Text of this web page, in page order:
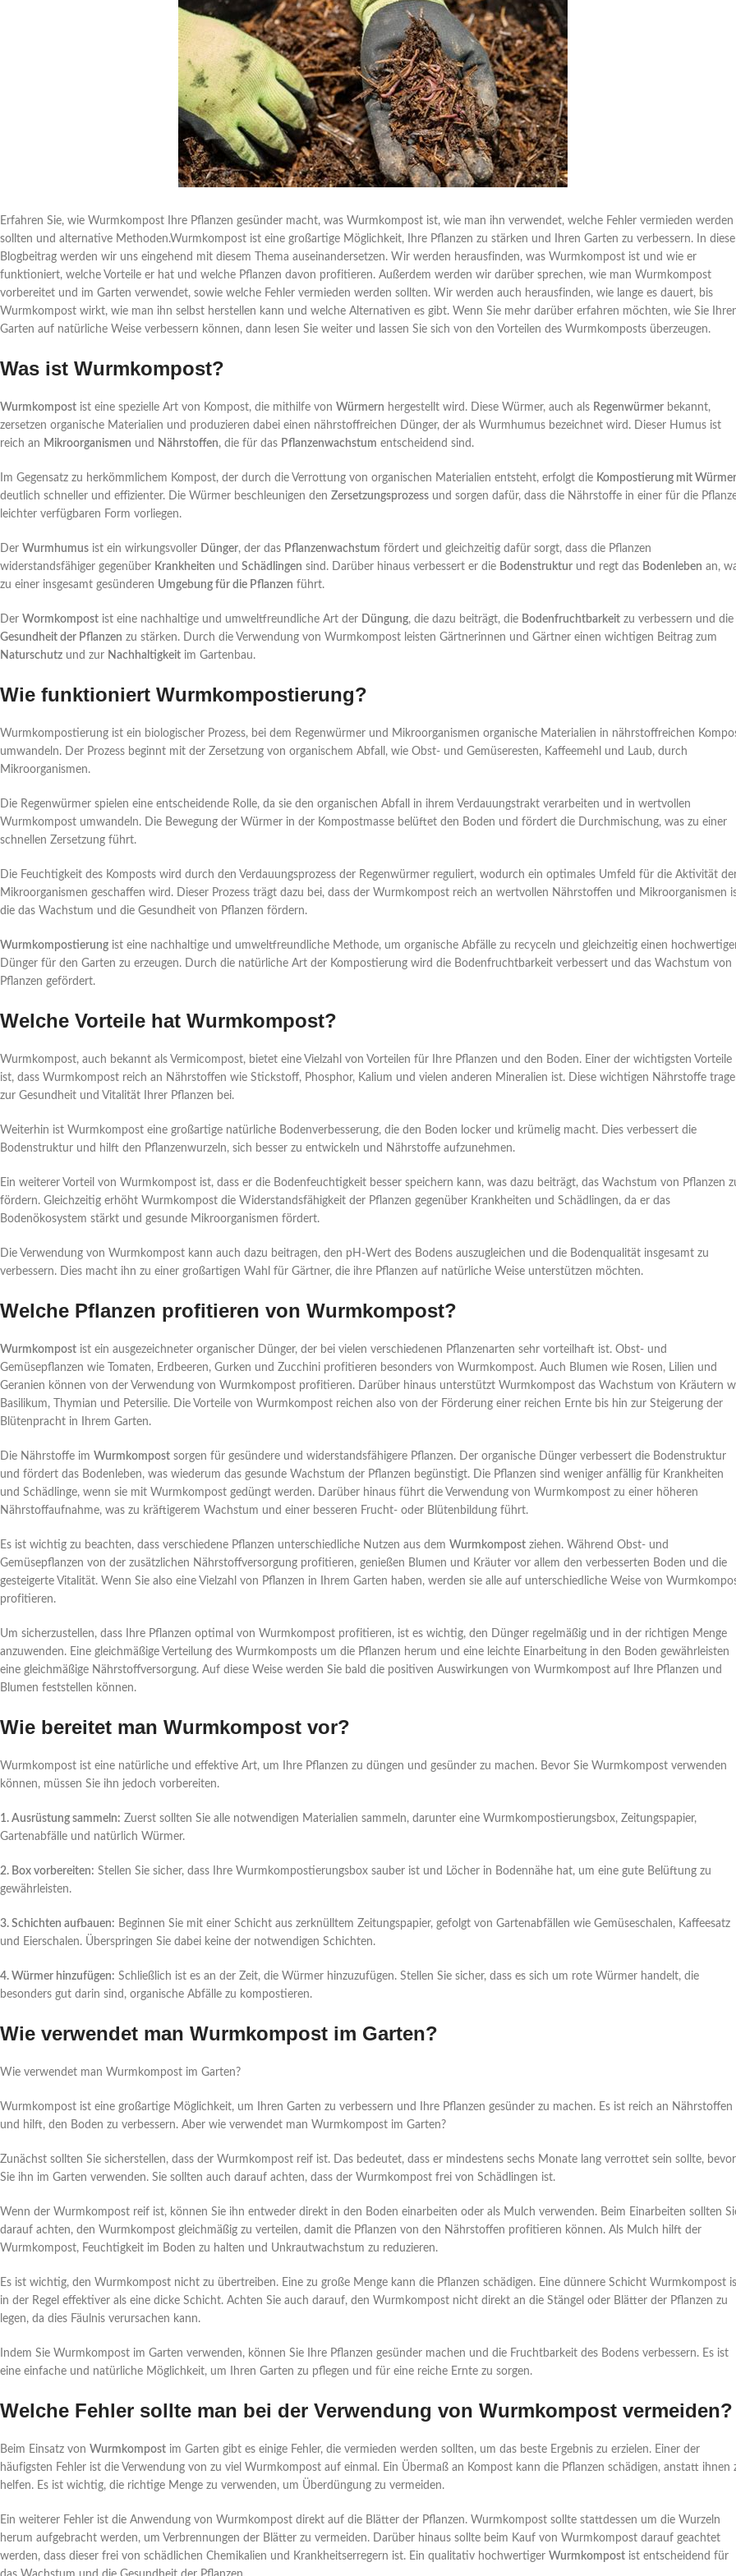
Erfahren Sie, wie Wurmkompost Ihre Pflanzen gesünder macht, was Wurmkompost ist, wie man ihn verwendet, welche Fehler vermieden werden
sollten und alternative Methoden.Wurmkompost ist eine großartige Möglichkeit, Ihre Pflanzen zu stärken und Ihren Garten zu verbessern. In
Blogbeitrag werden wir uns eingehend mit diesem Thema auseinandersetzen. Wir werden herausfinden, was Wurmkompost ist und wie er
funktioniert, welche Vorteile er hat und welche Pflanzen davon profitieren. Außerdem werden wir darüber sprechen, wie man Wurmkompost
vorbereitet und im Garten verwendet, sowie welche Fehler vermieden werden sollten. Wir werden auch herausfinden, wie lange es dauert, bis
Wurmkompost wirkt, wie man ihn selbst herstellen kann und welche Alternativen es gibt. Wenn Sie mehr darüber erfahren möchten, wie Sie
Garten auf natürliche Weise verbessern können, dann lesen Sie weiter und lassen Sie sich von den Vorteilen des Wurmkomposts überzeugen.
Was ist Wurmkompost?
Wurmkompost ist eine spezielle Art von Kompost, die mithilfe von Würmern hergestellt wird. Diese Würmer, auch als Regenwürmer bekannt,
zersetzen organische Materialien und produzieren dabei einen nährstoffreichen Dünger, der als Wurmhumus bezeichnet wird. Dieser Humus ist
reich an Mikroorganismen und Nährstoffen, die für das Pflanzenwachstum entscheidend sind.
Im Gegensatz zu herkömmlichem Kompost, der durch die Verrottung von organischen Materialien entsteht, erfolgt die Kompostierung mit
deutlich schneller und effizienter. Die Würmer beschleunigen den Zersetzungsprozess und sorgen dafür, dass die Nährstoffe in einer für die
leichter verfügbaren Form vorliegen.
Der Wurmhumus ist ein wirkungsvoller Dünger, der das Pflanzenwachstum fördert und gleichzeitig dafür sorgt, dass die Pflanzen
widerstandsfähiger gegenüber Krankheiten und Schädlingen sind. Darüber hinaus verbessert er die Bodenstruktur und regt das Bodenleben an,
zu einer insgesamt gesünderen Umgebung für die Pflanzen führt.
Der Wormkompost ist eine nachhaltige und umweltfreundliche Art der Düngung, die dazu beiträgt, die Bodenfruchtbarkeit zu verbessern und die
Gesundheit der Pflanzen zu stärken. Durch die Verwendung von Wurmkompost leisten Gärtnerinnen und Gärtner einen wichtigen Beitrag zum
Naturschutz und zur Nachhaltigkeit im Gartenbau.
Wie funktioniert Wurmkompostierung?
Wurmkompostierung ist ein biologischer Prozess, bei dem Regenwürmer und Mikroorganismen organische Materialien in nährstoffreichen
umwandeln. Der Prozess beginnt mit der Zersetzung von organischem Abfall, wie Obst- und Gemüseresten, Kaffeemehl und Laub, durch
Mikroorganismen.
Die Regenwürmer spielen eine entscheidende Rolle, da sie den organischen Abfall in ihrem Verdauungstrakt verarbeiten und in wertvollen
Wurmkompost umwandeln. Die Bewegung der Würmer in der Kompostmasse belüftet den Boden und fördert die Durchmischung, was zu einer
schnellen Zersetzung führt.
Die Feuchtigkeit des Komposts wird durch den Verdauungsprozess der Regenwürmer reguliert, wodurch ein optimales Umfeld für die Aktivität
Mikroorganismen geschaffen wird. Dieser Prozess trägt dazu bei, dass der Wurmkompost reich an wertvollen Nährstoffen und Mikroorganismen
die das Wachstum und die Gesundheit von Pflanzen fördern.
Wurmkompostierung ist eine nachhaltige und umweltfreundliche Methode, um organische Abfälle zu recyceln und gleichzeitig einen
Dünger für den Garten zu erzeugen. Durch die natürliche Art der Kompostierung wird die Bodenfruchtbarkeit verbessert und das Wachstum von
Pflanzen gefördert.
Welche Vorteile hat Wurmkompost?
Wurmkompost, auch bekannt als Vermicompost, bietet eine Vielzahl von Vorteilen für Ihre Pflanzen und den Boden. Einer der wichtigsten Vorteile
ist, dass Wurmkompost reich an Nährstoffen wie Stickstoff, Phosphor, Kalium und vielen anderen Mineralien ist. Diese wichtigen Nährstoffe
zur Gesundheit und Vitalität Ihrer Pflanzen bei.
Weiterhin ist Wurmkompost eine großartige natürliche Bodenverbesserung, die den Boden locker und krümelig macht. Dies verbessert die
Bodenstruktur und hilft den Pflanzenwurzeln, sich besser zu entwickeln und Nährstoffe aufzunehmen.
Ein weiterer Vorteil von Wurmkompost ist, dass er die Bodenfeuchtigkeit besser speichern kann, was dazu beiträgt, das Wachstum von Pflanzen
fördern. Gleichzeitig erhöht Wurmkompost die Widerstandsfähigkeit der Pflanzen gegenüber Krankheiten und Schädlingen, da er das
Bodenökosystem stärkt und gesunde Mikroorganismen fördert.
Die Verwendung von Wurmkompost kann auch dazu beitragen, den pH-Wert des Bodens auszugleichen und die Bodenqualität insgesamt zu
verbessern. Dies macht ihn zu einer großartigen Wahl für Gärtner, die ihre Pflanzen auf natürliche Weise unterstützen möchten.
Welche Pflanzen profitieren von Wurmkompost?
Wurmkompost ist ein ausgezeichneter organischer Dünger, der bei vielen verschiedenen Pflanzenarten sehr vorteilhaft ist. Obst- und
Gemüsepflanzen wie Tomaten, Erdbeeren, Gurken und Zucchini profitieren besonders von Wurmkompost. Auch Blumen wie Rosen, Lilien und
Geranien können von der Verwendung von Wurmkompost profitieren. Darüber hinaus unterstützt Wurmkompost das Wachstum von Kräutern
Basilikum, Thymian und Petersilie. Die Vorteile von Wurmkompost reichen also von der Förderung einer reichen Ernte bis hin zur Steigerung der
Blütenpracht in Ihrem Garten.
Die Nährstoffe im Wurmkompost sorgen für gesündere und widerstandsfähigere Pflanzen. Der organische Dünger verbessert die Bodenstruktur
und fördert das Bodenleben, was wiederum das gesunde Wachstum der Pflanzen begünstigt. Die Pflanzen sind weniger anfällig für Krankheiten
und Schädlinge, wenn sie mit Wurmkompost gedüngt werden. Darüber hinaus führt die Verwendung von Wurmkompost zu einer höheren
Nährstoffaufnahme, was zu kräftigerem Wachstum und einer besseren Frucht- oder Blütenbildung führt.
Es ist wichtig zu beachten, dass verschiedene Pflanzen unterschiedliche Nutzen aus dem Wurmkompost ziehen. Während Obst- und
Gemüsepflanzen von der zusätzlichen Nährstoffversorgung profitieren, genießen Blumen und Kräuter vor allem den verbesserten Boden und die
gesteigerte Vitalität. Wenn Sie also eine Vielzahl von Pflanzen in Ihrem Garten haben, werden sie alle auf unterschiedliche Weise von
profitieren.
Um sicherzustellen, dass Ihre Pflanzen optimal von Wurmkompost profitieren, ist es wichtig, den Dünger regelmäßig und in der richtigen Menge
anzuwenden. Eine gleichmäßige Verteilung des Wurmkomposts um die Pflanzen herum und eine leichte Einarbeitung in den Boden gewährleisten
eine gleichmäßige Nährstoffversorgung. Auf diese Weise werden Sie bald die positiven Auswirkungen von Wurmkompost auf Ihre Pflanzen und
Blumen feststellen können.
Wie bereitet man Wurmkompost vor?
Wurmkompost ist eine natürliche und effektive Art, um Ihre Pflanzen zu düngen und gesünder zu machen. Bevor Sie Wurmkompost verwenden
können, müssen Sie ihn jedoch vorbereiten.
1. Ausrüstung sammeln: Zuerst sollten Sie alle notwendigen Materialien sammeln, darunter eine Wurmkompostierungsbox, Zeitungspapier,
Gartenabfälle und natürlich Würmer.
2. Box vorbereiten: Stellen Sie sicher, dass Ihre Wurmkompostierungsbox sauber ist und Löcher in Bodennähe hat, um eine gute Belüftung zu
gewährleisten.
3. Schichten aufbauen: Beginnen Sie mit einer Schicht aus zerknülltem Zeitungspapier, gefolgt von Gartenabfällen wie Gemüseschalen, Kaffeesatz
und Eierschalen. Überspringen Sie dabei keine der notwendigen Schichten.
4. Würmer hinzufügen: Schließlich ist es an der Zeit, die Würmer hinzuzufügen. Stellen Sie sicher, dass es sich um rote Würmer handelt, die
besonders gut darin sind, organische Abfälle zu kompostieren.
Wie verwendet man Wurmkompost im Garten?
Wie verwendet man Wurmkompost im Garten?
Wurmkompost ist eine großartige Möglichkeit, um Ihren Garten zu verbessern und Ihre Pflanzen gesünder zu machen. Es ist reich an Nährstoffen
und hilft, den Boden zu verbessern. Aber wie verwendet man Wurmkompost im Garten?
Zunächst sollten Sie sicherstellen, dass der Wurmkompost reif ist. Das bedeutet, dass er mindestens sechs Monate lang verrottet sein sollte, bevor
Sie ihn im Garten verwenden. Sie sollten auch darauf achten, dass der Wurmkompost frei von Schädlingen ist.
Wenn der Wurmkompost reif ist, können Sie ihn entweder direkt in den Boden einarbeiten oder als Mulch verwenden. Beim Einarbeiten sollten
darauf achten, den Wurmkompost gleichmäßig zu verteilen, damit die Pflanzen von den Nährstoffen profitieren können. Als Mulch hilft der
Wurmkompost, Feuchtigkeit im Boden zu halten und Unkrautwachstum zu reduzieren.
Es ist wichtig, den Wurmkompost nicht zu übertreiben. Eine zu große Menge kann die Pflanzen schädigen. Eine dünnere Schicht Wurmkompost
in der Regel effektiver als eine dicke Schicht. Achten Sie auch darauf, den Wurmkompost nicht direkt an die Stängel oder Blätter der Pflanzen zu
legen, da dies Fäulnis verursachen kann.
Indem Sie Wurmkompost im Garten verwenden, können Sie Ihre Pflanzen gesünder machen und die Fruchtbarkeit des Bodens verbessern. Es ist
eine einfache und natürliche Möglichkeit, um Ihren Garten zu pflegen und für eine reiche Ernte zu sorgen.
Welche Fehler sollte man bei der Verwendung von Wurmkompost vermeiden?
Beim Einsatz von Wurmkompost im Garten gibt es einige Fehler, die vermieden werden sollten, um das beste Ergebnis zu erzielen. Einer der
häufigsten Fehler ist die Verwendung von zu viel Wurmkompost auf einmal. Ein Übermaß an Kompost kann die Pflanzen schädigen, anstatt ihnen
helfen. Es ist wichtig, die richtige Menge zu verwenden, um Überdüngung zu vermeiden.
Ein weiterer Fehler ist die Anwendung von Wurmkompost direkt auf die Blätter der Pflanzen. Wurmkompost sollte stattdessen um die Wurzeln
herum aufgebracht werden, um Verbrennungen der Blätter zu vermeiden. Darüber hinaus sollte beim Kauf von Wurmkompost darauf geachtet
werden, dass dieser frei von schädlichen Chemikalien und Krankheitserregern ist. Ein qualitativ hochwertiger Wurmkompost ist entscheidend für